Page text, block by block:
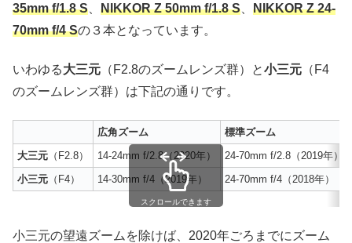
35mm f/1.8 S
NIKKOR Z 50mm f/1.8 S
NIKKOR Z 24-
70mm f/4 Sの３本となっています。
いわゆる大三元 （F2.8のズームレンズ群）と小三元 （F4
のズームレンズ群）は下記の通りです。
広角ズーム
標準ズーム
大三元 （F2.8） 14-24mm f/2.8（2020年）
24-70mm f/2.8（2019年）
小三元 （F4） 14-30mm f/4（2019年） 24-70mm f/4（2018年）
スクロールできます
小三元の望遠ズームを除けば、2020年ごろまでにズーム